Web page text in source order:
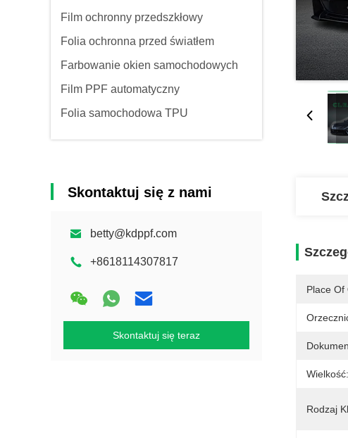
Film ochronny przedszkłowy
Folia ochronna przed światłem
Farbowanie okien samochodowych
Film PPF automatyczny
Folia samochodowa TPU
Skontaktuj się z nami
betty@kdppf.com
+8618114307817
Skontaktuj się teraz
Place Of
Wielkość:
Rodzaj